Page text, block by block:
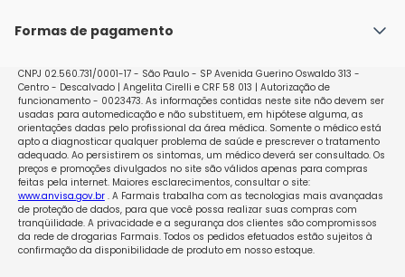
Políticas de Trocas e Devoluções
Formas de pagamento
CNPJ 02.560.731/0001-17 - São Paulo - SP Avenida Guerino Oswaldo 313 -
Centro - Descalvado | Angelita Cirelli e CRF 58 013 | Autorização de
funcionamento - 0023473. As informações contidas neste site não devem ser
usadas para automedicação e não substituem, em hipótese alguma, as
orientações dadas pelo profissional da área médica. Somente o médico está
apto a diagnosticar qualquer problema de saúde e prescrever o tratamento
adequado. Ao persistirem os sintomas, um médico deverá ser consultado. Os
preços e promoções divulgados no site são válidos apenas para compras
feitas pela internet. Maiores esclarecimentos, consultar o site:
www.anvisa.gov.br. A Farmais trabalha com as tecnologias mais avançadas
de proteção de dados, para que você possa realizar suas compras com
tranqüilidade. A privacidade e a segurança dos clientes são compromissos
da rede de drogarias Farmais. Todos os pedidos efetuados estão sujeitos à
confirmação da disponibilidade de produto em nosso estoque.